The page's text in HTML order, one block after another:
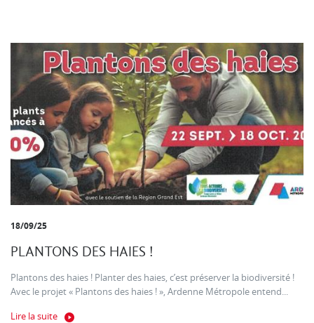
18/09/25
PLANTONS DES HAIES !
Plantons des haies ! Planter des haies, c’est préserver la biodiversité !
Avec le projet « Plantons des haies ! », Ardenne Métropole entend...
Lire la suite